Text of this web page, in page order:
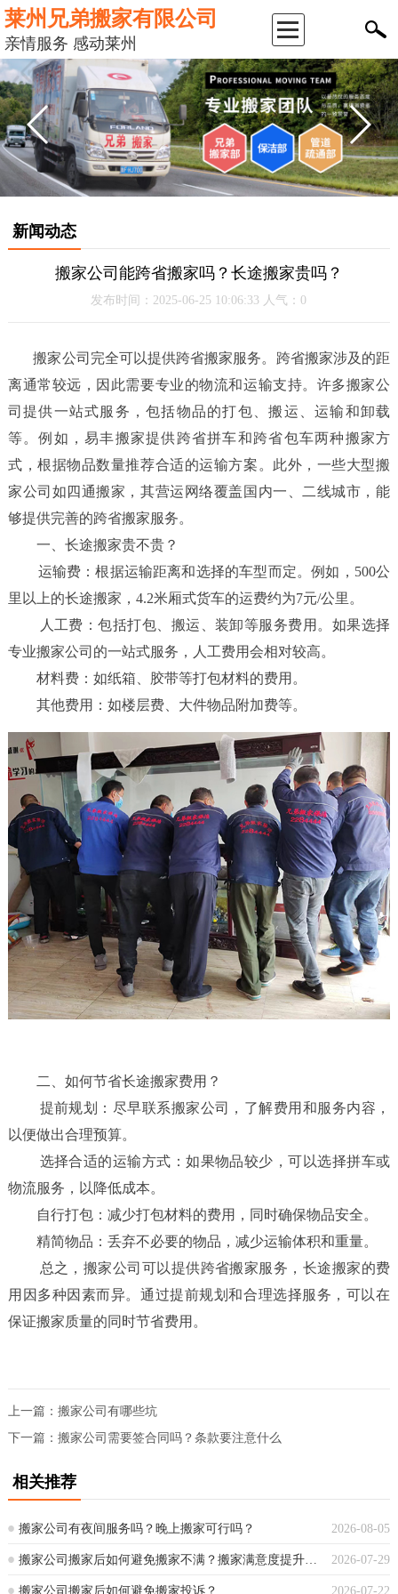
莱州兄弟搬家有限公司
亲情服务 感动莱州
返
回
首
页
司
服
项
目
务
案
新
闻
动
态
联
系
我
新闻动态
搬家公司能跨省搬家吗？长途搬家贵吗？
发布时间：2025-06-25 10:06:33 人气：0
搬家公司完全可以提供跨省搬家服务。跨省搬家涉及的距
离通常较远，因此需要专业的物流和运输支持。许多搬家公
司提供一站式服务，包括物品的打包、搬运、运输和卸载
等。例如，易丰搬家提供跨省拼车和跨省包车两种搬家方
式，根据物品数量推荐合适的运输方案。此外，一些大型搬
家公司如四通搬家，其营运网络覆盖国内一、二线城市，能
够提供完善的跨省搬家服务。
一、长途搬家贵不贵？
运输费：根据运输距离和选择的车型而定。例如，500公
里以上的长途搬家，4.2米厢式货车的运费约为7元/公里。
人工费：包括打包、搬运、装卸等服务费用。如果选择
专业搬家公司的一站式服务，人工费用会相对较高。
材料费：如纸箱、胶带等打包材料的费用。
其他费用：如楼层费、大件物品附加费等。
二、如何节省长途搬家费用？
提前规划：尽早联系搬家公司，了解费用和服务内容，
以便做出合理预算。
选择合适的运输方式：如果物品较少，可以选择拼车或
物流服务，以降低成本。
自行打包：减少打包材料的费用，同时确保物品安全。
精简物品：丢弃不必要的物品，减少运输体积和重量。
总之，搬家公司可以提供跨省搬家服务，长途搬家的费
用因多种因素而异。通过提前规划和合理选择服务，可以在
保证搬家质量的同时节省费用。
上一篇： 搬家公司有哪些坑
下一篇： 搬家公司需要签合同吗？条款要注意什么
相关推荐
2026-08-05
搬家公司有夜间服务吗？晚上搬家可行吗？
2026-07-29
搬家公司搬家后如何避免搬家不满？搬家满意度提升指南
2026-07-22
搬家公司搬家后如何避免搬家投诉？